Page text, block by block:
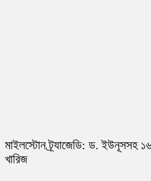
মাইলস্টোন ট্র্যাজেডি: ড. ইউনূসসহ
খারিজ